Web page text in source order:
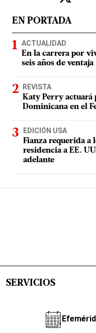
EN PORTADA
ACTUALIDAD
En la carrera por
seis años de ventaja
REVISTA
Katy Perry actuará
Dominicana en el
EDICIÓN USA
Fianza requerida a
residencia a EE.
adelante
SERVICIOS